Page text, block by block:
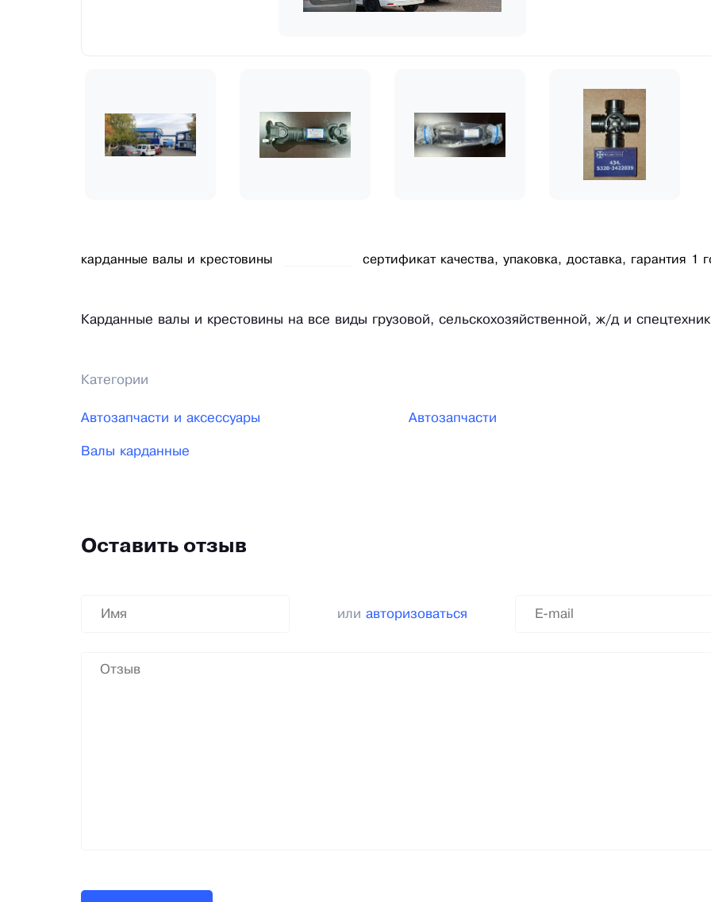
карданные валы и крестовины сертификат качества, упаковка, доставка, гарантия 1
Карданные валы и крестовины на все виды грузовой, сельскохозяйственной, ж/д и
Категории
Автозапчасти и аксессуары Автозапчасти
Валы карданные
Оставить отзыв
или авторизоваться